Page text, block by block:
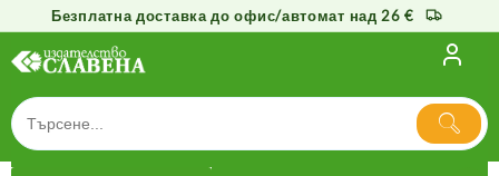
Безплатна доставка до офис/автомат над 26 €
съдържанието